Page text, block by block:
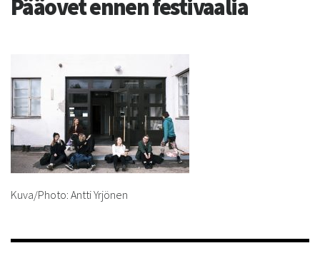
Pääovet ennen festivaalia
Kuva/Photo: Antti Yrjönen